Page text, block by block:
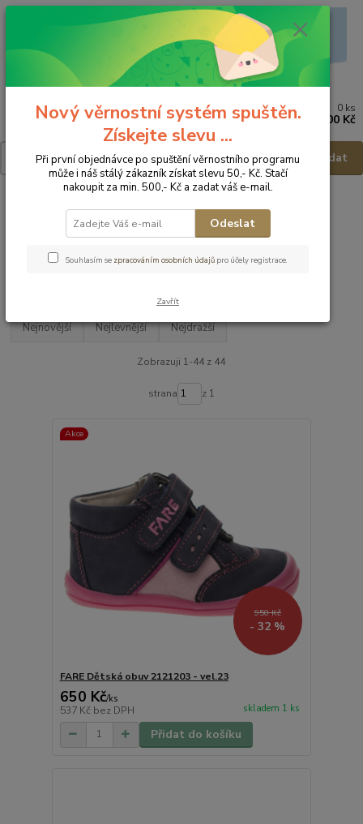
Menu
Hledat
0 ks
0,00 Kč
Obuv celoroční - vel.23
Nejnovější Nejlevnější Nejdražší
Zobrazuji 1-44 z 44
strana z 1
Akce
950 Kč
- 32 %
FARE Dětská obuv 2121203 - vel.23
650 Kč/ks
537 Kč bez DPH skladem 1 ks
Přidat do košíku
Nový věrnostní systém spuštěn.
Získejte slevu ...
Při první objednávce po spuštění věrnostního programu
může i náš stálý zákazník získat slevu 50,- Kč. Stačí
nakoupit za min. 500,- Kč a zadat váš e-mail.
Odeslat
Souhlasím se zpracováním osobních údajů pro účely registrace.
Zavřít